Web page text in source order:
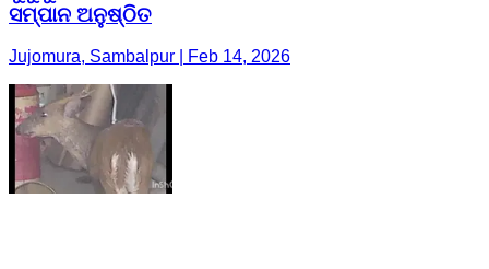
ସମ୍ପାନ ଅନୁଷ୍ଠିତ
Jujomura, Sambalpur | Feb 14, 2026